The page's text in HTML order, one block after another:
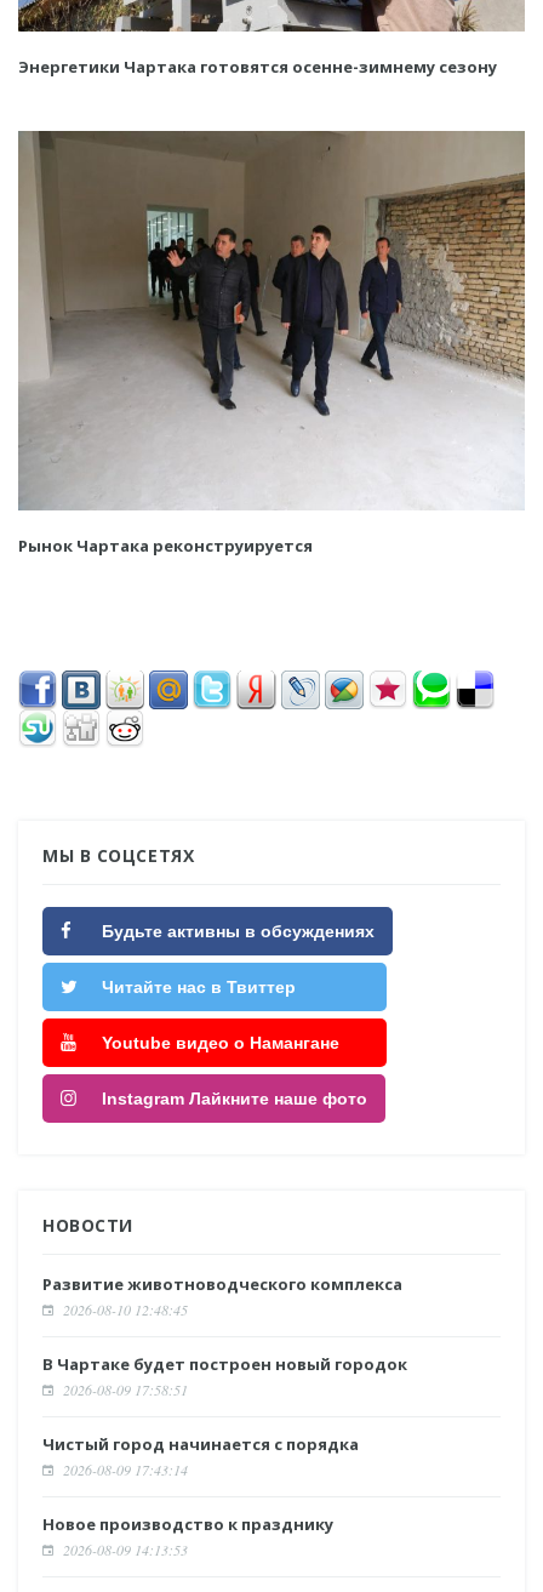
Энергетики Чартака готовятся осенне-зимнему сезону
Рынок Чартака реконструируется
МЫ В СОЦСЕТЯХ
Будьте активны в обсуждениях
Читайте нас в Твиттер
Youtube видео о Намангане
Instagram Лайкните наше фото
НОВОСТИ
Развитие животноводческого комплекса
2026-08-10 12:48:45
В Чартаке будет построен новый городок
2026-08-09 17:58:51
Чистый город начинается с порядка
2026-08-09 17:43:14
Новое производство к празднику
2026-08-09 14:13:53